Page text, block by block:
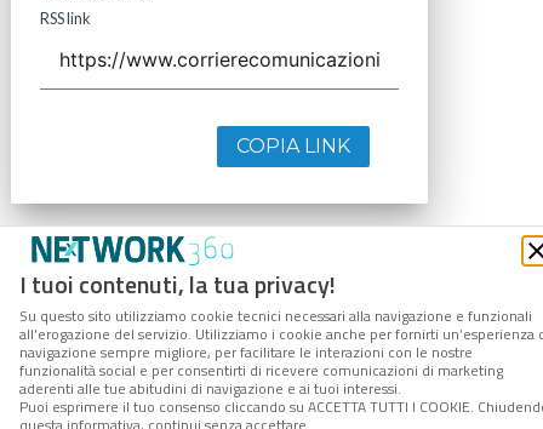
I tuoi contenuti, la tua privacy!
Su questo sito utilizziamo cookie tecnici necessari alla navigazione e funzionali
all’erogazione del servizio. Utilizziamo i cookie anche per fornirti un’esperienza
navigazione sempre migliore, per facilitare le interazioni con le nostre
funzionalità social e per consentirti di ricevere comunicazioni di marketing
aderenti alle tue abitudini di navigazione e ai tuoi interessi.
Puoi esprimere il tuo consenso cliccando su ACCETTA TUTTI I COOKIE.
RSS link
COPIA LINK